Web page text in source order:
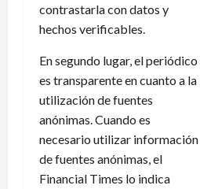
contrastarla con datos y
hechos verificables.
En segundo lugar, el periódico
es transparente en cuanto a la
utilización de fuentes
anónimas. Cuando es
necesario utilizar información
de fuentes anónimas, el
Financial Times lo indica